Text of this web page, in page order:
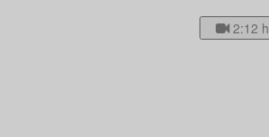
2:12 h